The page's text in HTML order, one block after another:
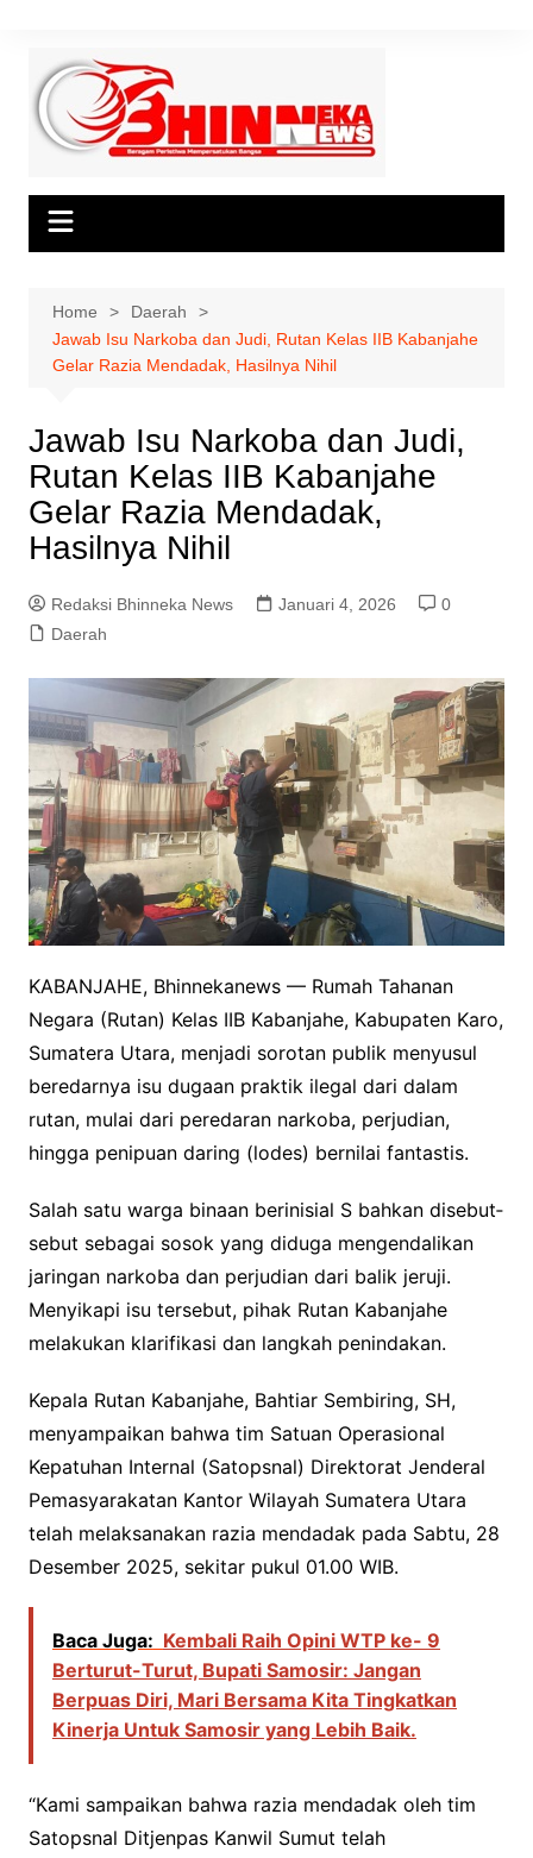
content
Home
Daerah
Jawab Isu Narkoba dan Judi, Rutan Kelas IIB Kabanjahe
Gelar Razia Mendadak, Hasilnya Nihil
Jawab Isu Narkoba dan Judi,
Rutan Kelas IIB Kabanjahe
Gelar Razia Mendadak,
Hasilnya Nihil
Redaksi Bhinneka News Januari 4, 2026
0
Daerah
KABANJAHE, Bhinnekanews — Rumah Tahanan
Negara (Rutan) Kelas IIB Kabanjahe, Kabupaten Karo,
Sumatera Utara, menjadi sorotan publik menyusul
beredarnya isu dugaan praktik ilegal dari dalam
rutan, mulai dari peredaran narkoba, perjudian,
hingga penipuan daring (lodes) bernilai fantastis.
Salah satu warga binaan berinisial S bahkan disebut‐
sebut sebagai sosok yang diduga mengendalikan
jaringan narkoba dan perjudian dari balik jeruji.
Menyikapi isu tersebut, pihak Rutan Kabanjahe
melakukan klarifikasi dan langkah penindakan.
Kepala Rutan Kabanjahe, Bahtiar Sembiring, SH,
menyampaikan bahwa tim Satuan Operasional
Kepatuhan Internal (Satopsnal) Direktorat Jenderal
Pemasyarakatan Kantor Wilayah Sumatera Utara
telah melaksanakan razia mendadak pada Sabtu, 28
Desember 2025, sekitar pukul 01.00 WIB.
Baca Juga: Kembali Raih Opini WTP ke- 9
Berturut-Turut, Bupati Samosir: Jangan
Berpuas Diri, Mari Bersama Kita Tingkatkan
Kinerja Untuk Samosir yang Lebih Baik.
“Kami sampaikan bahwa razia mendadak oleh tim
Satopsnal Ditjenpas Kanwil Sumut telah